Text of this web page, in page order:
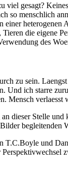
viel gesagt?
so menschlich
heterogenen
die eigene
des
zu sein.
Und ich starre
Mensch
dieser Stelle
begleitenden
T.C.Boyle und